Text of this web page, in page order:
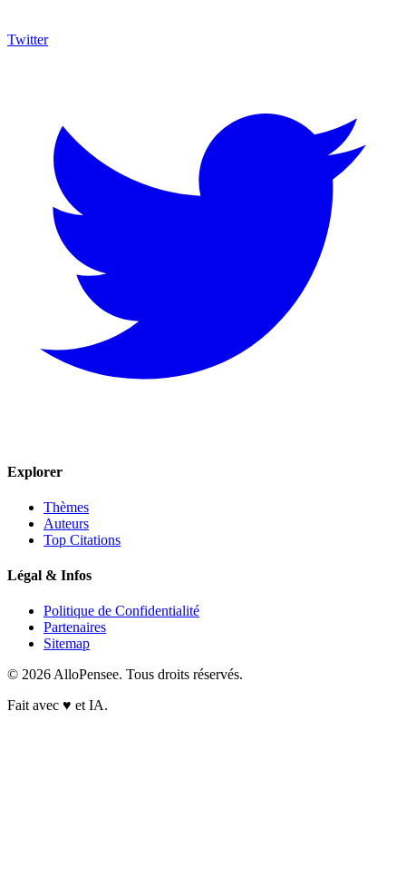
Twitter
Explorer
Thèmes
Auteurs
Top Citations
Légal & Infos
Politique de Confidentialité
Partenaires
Sitemap
© 2026 AlloPensee. Tous droits réservés.
Fait avec ♥ et IA.